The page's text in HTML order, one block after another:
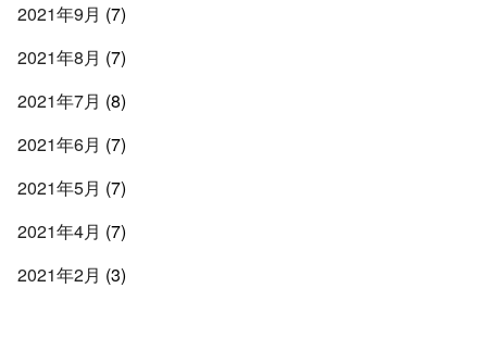
2021年9月 (7)
2021年8月 (7)
2021年7月 (8)
2021年6月 (7)
2021年5月 (7)
2021年4月 (7)
2021年2月 (3)